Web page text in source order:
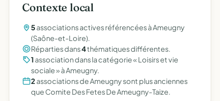
Contexte local
5associations actives référencées à Ameugny
(Saône-et-Loire).
Réparties dans4thématiques différentes.
1 association dans la catégorie « Loisirs et vie
sociale » à Ameugny.
2 associations de Ameugny sont plus anciennes
que Comite Des Fetes De Ameugny-Taize.